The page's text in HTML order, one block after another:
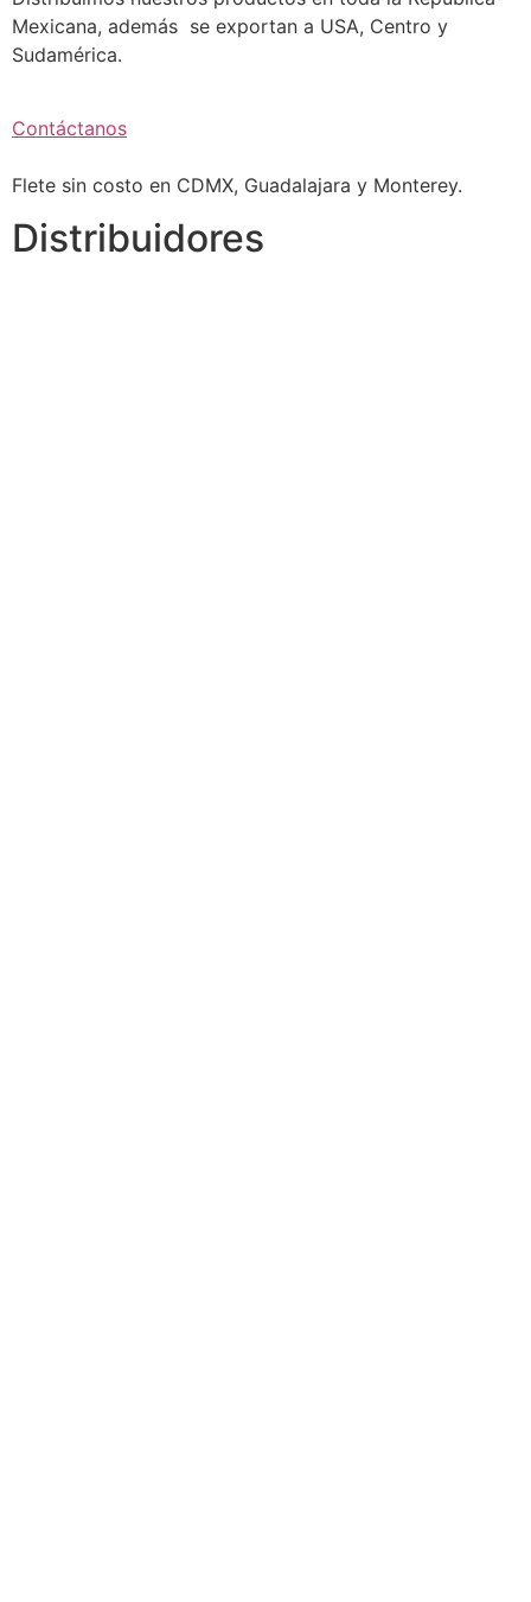
Mexicana, además se exportan a USA, Centro y
Sudamérica.
Contáctanos
Flete sin costo en CDMX, Guadalajara y Monterey.
Distribuidores